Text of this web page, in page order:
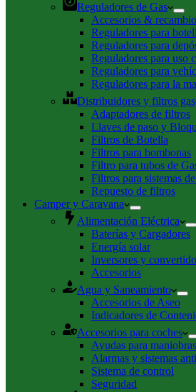
Reguladores de Gas
Accesorios &
Reguladores para
Reguladores para
Reguladores para uso
Reguladores para
Reguladores para la
Distribuidores y filtros gas
Adaptadores de filtros
Llaves de paso y
Filtros de Botella
Filtros para bombonas
Filtro para tubos de
Filtros para sistemas
Repuesto de filtros
Camper y Caravana
Alimentación Eléctrica
Baterías y Cargadores
Energía solar
Inversores y
Accesorios
Agua y Saneamiento
Accesorios de Aseo
Indicadores de
Accesorios para coches
Ayudas para maniobras
Alarmas y sistemas
Sistema de control
Seguridad